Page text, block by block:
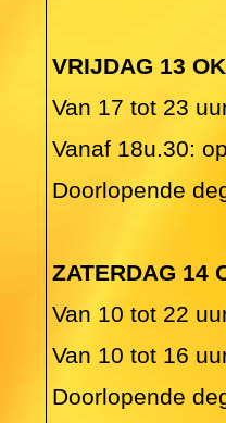
VRIJDAG 13
Van 17 tot 23
Vanaf 18u.30:
Doorlopende
ZATERDAG 14
Van 10 tot 22
Van 10 tot 16
Doorlopende